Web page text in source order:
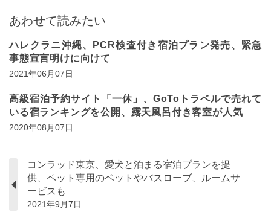
あわせて読みたい
ハレクラニ沖縄、PCR検査付き宿泊プラン発売、緊急
事態宣言明けに向けて
2021年06月07日
高級宿泊予約サイト「一休」、GoToトラベルで売れて
いる宿ランキングを公開、露天風呂付き客室が人気
2020年08月07日
コンラッド東京、愛犬と泊まる宿泊プランを提
供、ペット専用のベットやバスローブ、ルームサ
ービスも
2021年9月7日